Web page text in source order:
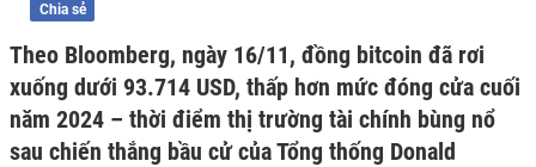
Chia sẻ
Theo Bloomberg, ngày 16/11, đồng bitcoin đã rơi
xuống dưới 93.714 USD, thấp hơn mức đóng cửa cuối
năm 2024 – thời điểm thị trường tài chính bùng nổ
sau chiến thắng bầu cử của Tổng thống Donald